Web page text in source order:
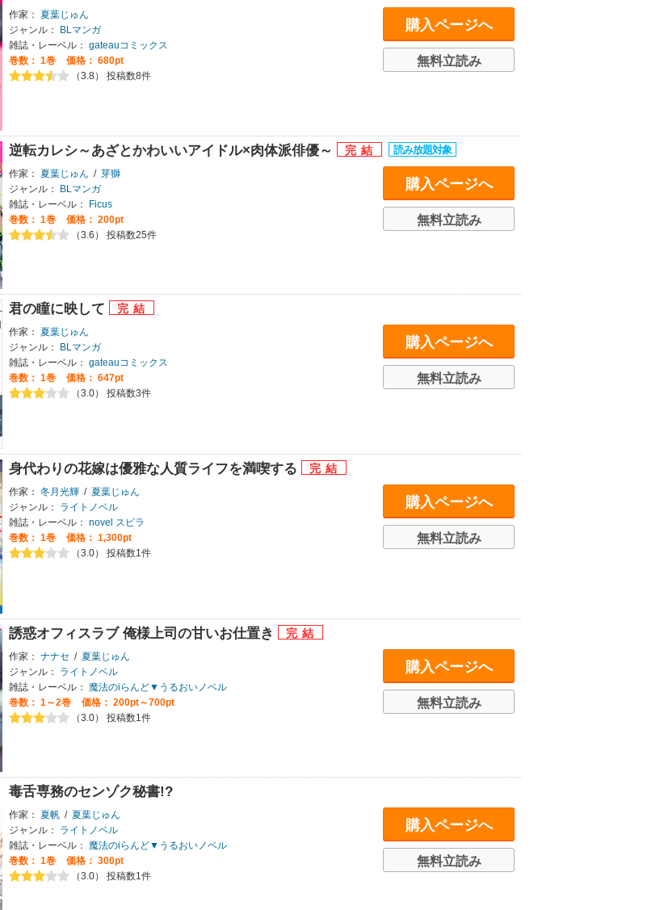
作家： 夏葉じゅん
ジャンル：
BLマンガ
雑誌・レーベル： gateauコミックス
巻数： 1巻
価格： 680pt
（3.8） 投稿数8件
購入ページへ
無料立読み
逆転カレシ～あざとかわいいアイドル×肉体派俳優～
作家： 夏葉じゅん / 芽獅
ジャンル：
BLマンガ
雑誌・レーベル：
Ficus
巻数： 1巻
価格： 200pt
（3.6） 投稿数25件
購入ページへ
無料立読み
君の瞳に映して
作家： 夏葉じゅん
ジャンル：
BLマンガ
雑誌・レーベル： gateauコミックス
巻数： 1巻
価格： 647pt
（3.0） 投稿数3件
購入ページへ
無料立読み
身代わりの花嫁は優雅な人質ライフを満喫する
作家： 冬月光輝 / 夏葉じゅん
ジャンル：
ライトノベル
雑誌・レーベル： novel スピラ
巻数： 1巻
価格： 1,300pt
（3.0） 投稿数1件
購入ページへ
無料立読み
誘惑オフィスラブ 俺様上司の甘いお仕置き
作家： ナナセ / 夏葉じゅん
ジャンル：
ライトノベル
雑誌・レーベル：
魔法のiらんど▼うるおいノベル
巻数： 1～2巻
価格： 200pt～700pt
（3.0） 投稿数1件
購入ページへ
無料立読み
毒舌専務のセンゾク秘書!?
作家： 夏帆 / 夏葉じゅん
ジャンル：
ライトノベル
雑誌・レーベル：
魔法のiらんど▼うるおいノベル
巻数： 1巻
価格： 300pt
（3.0） 投稿数1件
購入ページへ
無料立読み